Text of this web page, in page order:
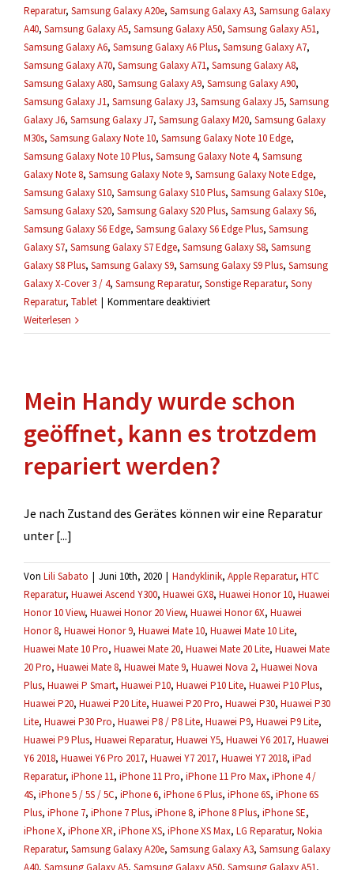
Reparatur, Samsung Galaxy A20e, Samsung Galaxy A3, Samsung Galaxy
A40, Samsung Galaxy A5, Samsung Galaxy A50, Samsung Galaxy A51,
Samsung Galaxy A6, Samsung Galaxy A6 Plus, Samsung Galaxy A7,
Samsung Galaxy A70, Samsung Galaxy A71, Samsung Galaxy A8,
Samsung Galaxy A80, Samsung Galaxy A9, Samsung Galaxy A90,
Samsung Galaxy J1, Samsung Galaxy J3, Samsung Galaxy J5, Samsung
Galaxy J6, Samsung Galaxy J7, Samsung Galaxy M20, Samsung Galaxy
M30s, Samsung Galaxy Note 10, Samsung Galaxy Note 10 Edge,
Samsung Galaxy Note 10 Plus, Samsung Galaxy Note 4, Samsung
Galaxy Note 8, Samsung Galaxy Note 9, Samsung Galaxy Note Edge,
Samsung Galaxy S10, Samsung Galaxy S10 Plus, Samsung Galaxy S10e,
Samsung Galaxy S20, Samsung Galaxy S20 Plus, Samsung Galaxy S6,
Samsung Galaxy S6 Edge, Samsung Galaxy S6 Edge Plus, Samsung
Galaxy S7, Samsung Galaxy S7 Edge, Samsung Galaxy S8, Samsung
Galaxy S8 Plus, Samsung Galaxy S9, Samsung Galaxy S9 Plus, Samsung
Galaxy X-Cover 3 / 4, Samsung Reparatur, Sonstige Reparatur, Sony
Reparatur, Tablet | Kommentare deaktiviertfür
muss
Reparatur
bezahlen?
Weiterlesen
Mein Handy wurde schon
geöffnet, kann es trotzdem
repariert werden?
Je nach Zustand des Gerätes können wir eine Reparatur
unter [...]
Von Lili Sabato | Juni 10th, 2020 | Handyklinik, Apple Reparatur, HTC
Reparatur, Huawei Ascend Y300, Huawei GX8, Huawei Honor 10, Huawei
Honor 10 View, Huawei Honor 20 View, Huawei Honor 6X, Huawei
Honor 8, Huawei Honor 9, Huawei Mate 10, Huawei Mate 10 Lite,
Huawei Mate 10 Pro, Huawei Mate 20, Huawei Mate 20 Lite, Huawei Mate
20 Pro, Huawei Mate 8, Huawei Mate 9, Huawei Nova 2, Huawei Nova
Plus, Huawei P Smart, Huawei P10, Huawei P10 Lite, Huawei P10 Plus,
Huawei P20, Huawei P20 Lite, Huawei P20 Pro, Huawei P30, Huawei P30
Lite, Huawei P30 Pro, Huawei P8 / P8 Lite, Huawei P9, Huawei P9 Lite,
Huawei P9 Plus, Huawei Reparatur, Huawei Y5, Huawei Y6 2017, Huawei
Y6 2018, Huawei Y6 Pro 2017, Huawei Y7 2017, Huawei Y7 2018, iPad
Reparatur, iPhone 11, iPhone 11 Pro, iPhone 11 Pro Max, iPhone 4 /
4S, iPhone 5 / 5S / 5C, iPhone 6, iPhone 6 Plus, iPhone 6S, iPhone 6S
Plus, iPhone 7, iPhone 7 Plus, iPhone 8, iPhone 8 Plus, iPhone SE,
iPhone X, iPhone XR, iPhone XS, iPhone XS Max, LG Reparatur, Nokia
Reparatur, Samsung Galaxy A20e, Samsung Galaxy A3, Samsung Galaxy
A40, Samsung Galaxy A5, Samsung Galaxy A50, Samsung Galaxy A51,